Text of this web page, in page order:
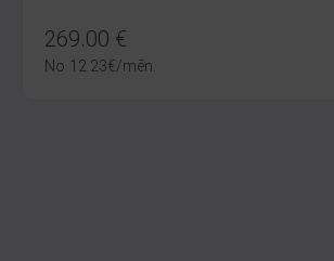
269.00 €
No 12.23€/mēn.